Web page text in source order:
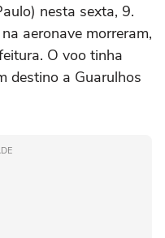
nesta sexta, 9.
aeronave morreram,
O voo tinha
destino a Guarulhos